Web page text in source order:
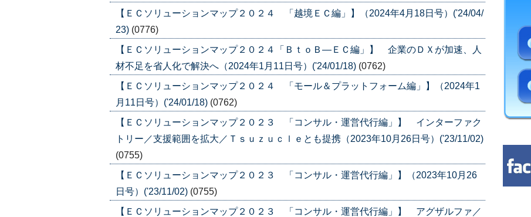
【ＥＣソリューションマップ２０２４ 「越境ＥＣ編」】（2024年4月18日号）('24/04/
23) (0776)
【ＥＣソリューションマップ２０２４「ＢｔｏＢ―ＥＣ編」】 企業のＤＸが加速、人
材不足を省人化で解決へ（2024年1月11日号）('24/01/18) (0762)
【ＥＣソリューションマップ２０２４ 「モール＆プラットフォーム編」】（2024年1
月11日号）('24/01/18) (0762)
【ＥＣソリューションマップ２０２３ 「コンサル・運営代行編」】 インターファク
トリー／支援範囲を拡大／Ｔｓｕｚｕｃｌｅとも提携（2023年10月26日号）('23/11/02)
(0755)
【ＥＣソリューションマップ２０２３ 「コンサル・運営代行編」】（2023年10月26
日号）('23/11/02) (0755)
【ＥＣソリューションマップ２０２３ 「コンサル・運営代行編」】 アグザルファ／